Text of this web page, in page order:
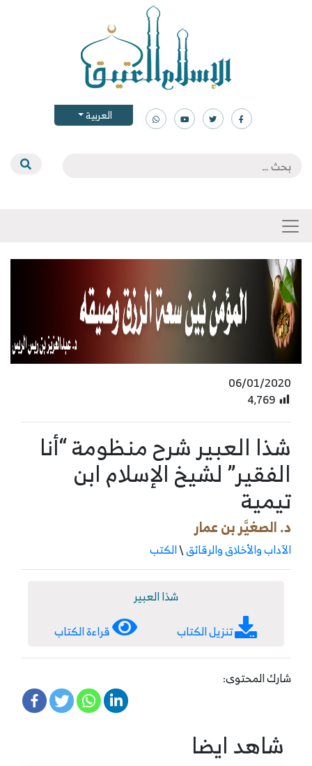
العربية
06/01/2020
4٬769
شذا العبير شرح منظومة “أنا
الفقير” لشيخ الإسلام ابن
تيمية
د. الصغيَّر بن عمار
الآداب والأخلاق والرقائق\الكتب
شذا العبير
تنزيل الكتاب
قراءة الكتاب
شارك المحتوى:
شاهد ايضا